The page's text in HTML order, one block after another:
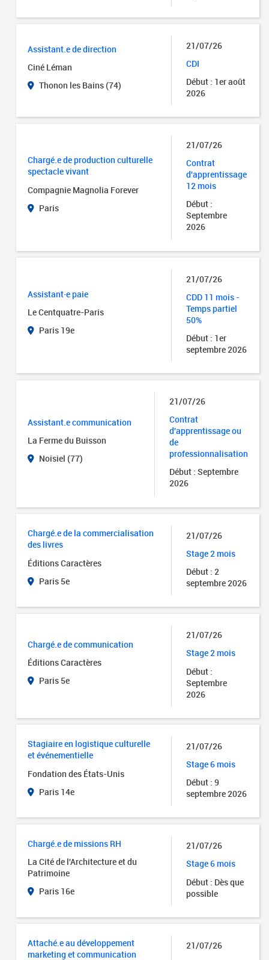
Assistant.e de direction
Ciné Léman
Thonon les Bains (74)
21/07/26
CDI
Début : 1er août
2026
Chargé.e de production culturelle
spectacle vivant
Compagnie Magnolia Forever
Paris
21/07/26
Contrat
d'apprentissage
12 mois
Début :
Septembre
2026
Assistant·e paie
Le Centquatre-Paris
Paris 19e
21/07/26
CDD 11 mois -
Temps partiel
50%
Début : 1er
septembre 2026
Assistant.e communication
La Ferme du Buisson
Noisiel (77)
21/07/26
Contrat
d'apprentissage ou
de
professionnalisation
Début : Septembre
2026
Chargé.e de la commercialisation
des livres
Éditions Caractères
Paris 5e
21/07/26
Stage 2 mois
Début : 2
septembre 2026
Chargé.e de communication
Éditions Caractères
Paris 5e
21/07/26
Stage 2 mois
Début :
Septembre
2026
Stagiaire en logistique culturelle
et événementielle
Fondation des États-Unis
Paris 14e
21/07/26
Stage 6 mois
Début : 9
septembre 2026
Chargé.e de missions RH
La Cité de l'Architecture et du
Patrimoine
Paris 16e
21/07/26
Stage 6 mois
Début : Dès que
possible
Attaché.e au développement
marketing et communication
21/07/26